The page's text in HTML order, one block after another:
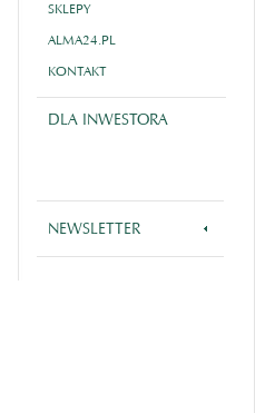
SKLEPY
ALMA24.PL
KONTAKT
DLA INWESTORA
NEWSLETTER